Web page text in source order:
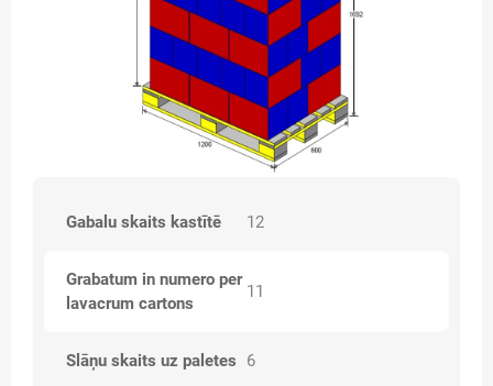
Gabalu skaits kastītē 12
Grabatum in numero per
lavacrum cartons
11
Slāņu skaits uz paletes 6